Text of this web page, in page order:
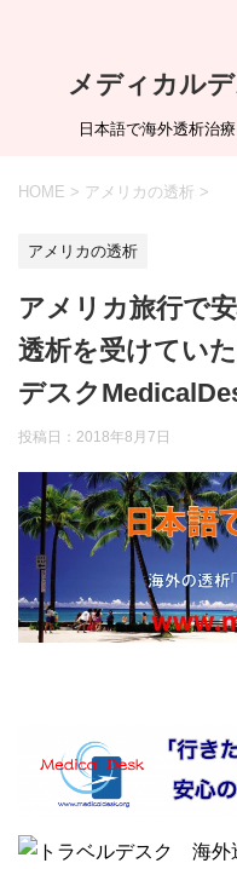
メディカル
日本語で海外透析治
HOME > アメリカの透析 >
アメリカの透析
アメリカ旅行で
透析を受けてい
デスク
投稿日： 2018年8月7日